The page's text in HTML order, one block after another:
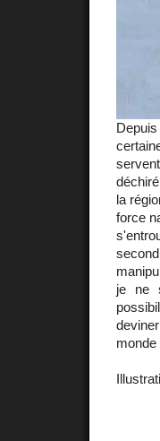
la
force
je ne
monde